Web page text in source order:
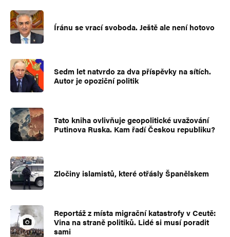
Íránu se vrací svoboda. Ještě ale není hotovo
Sedm let natvrdo za dva příspěvky na sítích.
Autor je opoziční politik
Tato kniha ovlivňuje geopolitické uvažování
Putinova Ruska. Kam řadí Českou republiku?
Zločiny islamistů, které otřásly Španělskem
Reportáž z místa migrační katastrofy v Ceutě:
Vina na straně politiků. Lidé si musí poradit
sami